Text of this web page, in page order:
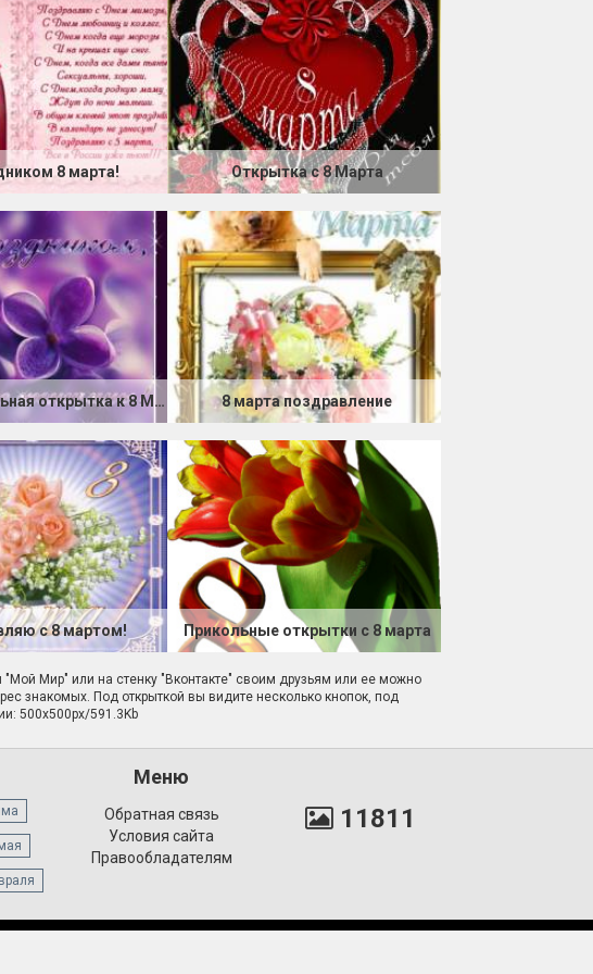
8 марта! Открытка с 8 Марта
Поздравительная открытка к 8 Марта 8 марта поздравление
с 8 мартом! Прикольные открытки с 8 марта
"Мой Мир" или на стенку "Вконтакте" своим друзьям или ее можно
знакомых. Под открыткой вы видите несколько кнопок, под
500x500px/591.3Kb
Меню
Обратная связь
Условия сайта
Правообладателям
11811